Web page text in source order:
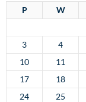
P W
3
4
10
11
17
18
24
25